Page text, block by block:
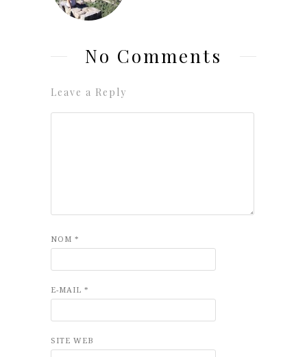
No Comments
Leave a Reply
NOM *
E-MAIL *
SITE WEB